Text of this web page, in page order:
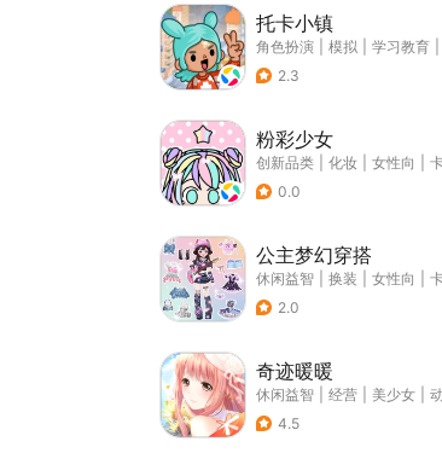
托卡小镇
角色扮演 模拟 学习教育
2.3
粉彩少女
创新品类 化妆 女性向
0.0
公主梦幻穿搭
休闲益智 换装 女性向
2.0
奇迹暖暖
休闲益智 经营 美少女
4.5